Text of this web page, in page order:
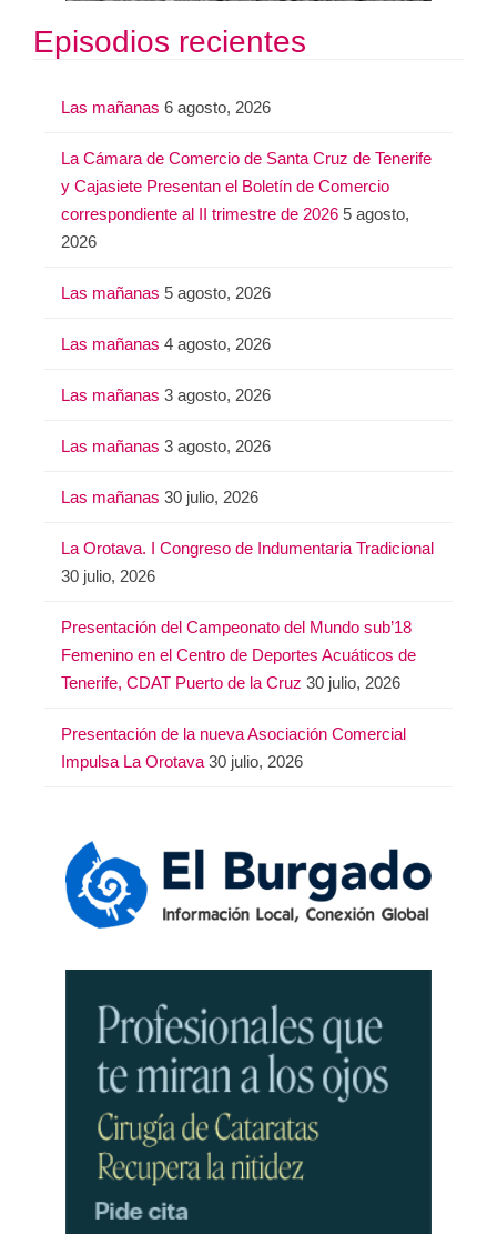
Episodios recientes
Las mañanas 6 agosto, 2026
La Cámara de Comercio de Santa Cruz de Tenerife
y Cajasiete Presentan el Boletín de Comercio
correspondiente al II trimestre de 2026 5 agosto,
2026
Las mañanas 5 agosto, 2026
Las mañanas 4 agosto, 2026
Las mañanas 3 agosto, 2026
Las mañanas 3 agosto, 2026
Las mañanas 30 julio, 2026
La Orotava. I Congreso de Indumentaria Tradicional
30 julio, 2026
Presentación del Campeonato del Mundo sub’18
Femenino en el Centro de Deportes Acuáticos de
Tenerife, CDAT Puerto de la Cruz 30 julio, 2026
Presentación de la nueva Asociación Comercial
Impulsa La Orotava 30 julio, 2026